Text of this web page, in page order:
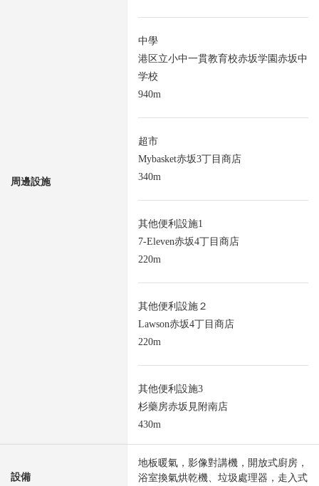
周邊設施
中學
港区立小中一貫教育校赤坂学園赤坂中
学校
940m
超市
Mybasket赤坂3丁目商店
340m
其他便利設施1
7-Eleven赤坂4丁目商店
220m
其他便利設施２
Lawson赤坂4丁目商店
220m
其他便利設施3
杉藥房赤坂見附南店
430m
設備
地板暖氣，影像對講機，開放式廚房，
浴室換氣烘乾機、垃圾處理器，走入式